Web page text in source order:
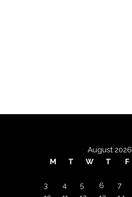
August 2026
M
T W T F
3
4 5 6 7